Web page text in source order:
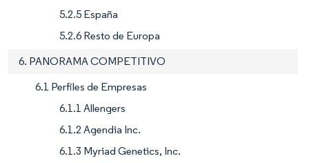
5.2.5 España
5.2.6 Resto de Europa
6. PANORAMA COMPETITIVO
6.1 Perfiles de Empresas
6.1.1 Allengers
6.1.2 Agendia Inc.
6.1.3 Myriad Genetics, Inc.